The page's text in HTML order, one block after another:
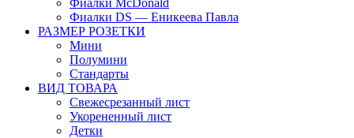
Фиалки McDonald
Фиалки DS — Еникеева Павла
РАЗМЕР РОЗЕТКИ
Мини
Полумини
Стандарты
ВИД ТОВАРА
Свежесрезанный лист
Укорененный лист
Детки